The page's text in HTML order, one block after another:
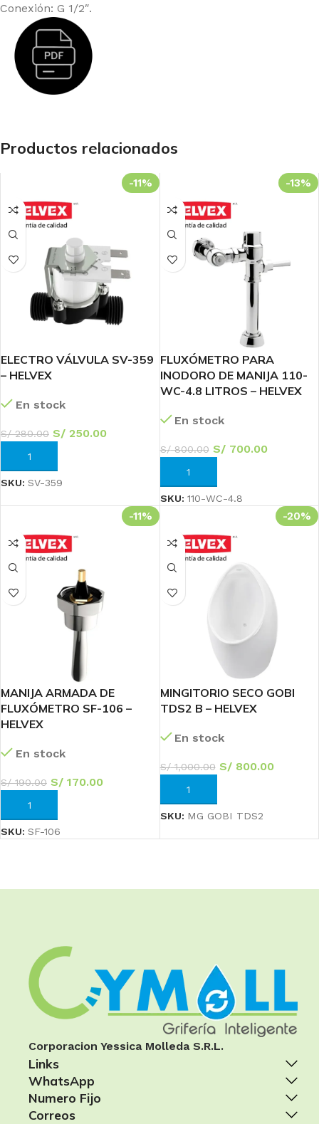
Conexión: G 1/2″.
Productos relacionados
-11%
ELECTRO VÁLVULA SV-359
– HELVEX
En stock
S/280.00 S/ 250.00
AÑADIR AL CARRITO
SKU: SV-359
-13%
FLUXÓMETRO PARA
INODORO DE MANIJA 110-
WC-4.8 LITROS – HELVEX
En stock
S/800.00 S/700.00
AÑADIR AL CARRITO
SKU: 110-WC-4.8
-11%
MANIJA ARMADA DE
FLUXÓMETRO SF-106 –
HELVEX
En stock
S/190.00 S/ 170.00
AÑADIR AL CARRITO
SKU: SF-106
-20%
MINGITORIO SECO GOBI
TDS2 B – HELVEX
En stock
S/1,000.00 S/800.00
AÑADIR AL CARRITO
SKU: MG GOBI TDS2
Corporacion Yessica Molleda S.R.L.
Links
WhatsApp
Numero Fijo
Correos